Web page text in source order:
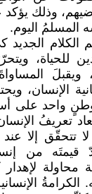
وذلك يؤكد
المسلمُ اليوم.
الكلام
للحياة،
ويقبلَ
الإنسان،
واحد على
تعريفُ
تتحقّق إلا
قيمتَه من
محاولة
الكرامةُ